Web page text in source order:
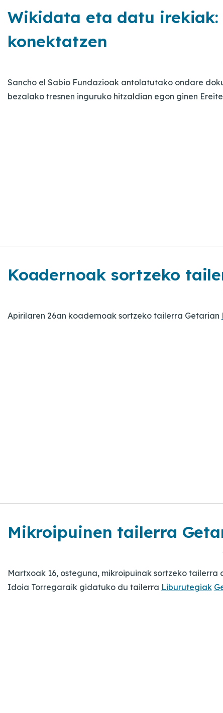
Wikidata eta datu
konektatzen
Sancho el Sabio Fundazioak antolatutako ondare
bezalako tresnen inguruko hitzaldian egon ginen
Koadernoak sortzeko
Apirilaren 26an koadernoak sortzeko tailerra Getarian
Mikroipuinen tailerra
Martxoak 16, osteguna, mikroipuinak sortzeko
Idoia Torregaraik gidatuko du tailerra Liburutegiak